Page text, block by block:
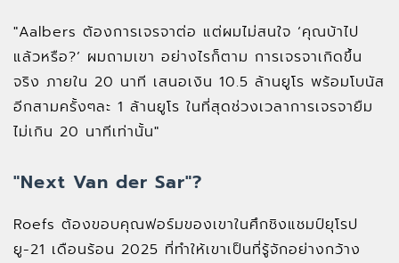
"Aalbers ต้องการเจรจาต่อ แต่ผมไม่สนใจ ‘คุณบ้าไป
แล้วหรือ?’ ผมถามเขา อย่างไรก็ตาม การเจรจาเกิดขึ้น
จริง ภายใน 20 นาที เสนอเงิน 10.5 ล้านยูโร พร้อมโบนัส
อีกสามครั้งๆละ 1 ล้านยูโร ในที่สุดช่วงเวลาการเจรจายืม
ไม่เกิน 20 นาทีเท่านั้น"
"Next Van der Sar"?
Roefs ต้องขอบคุณฟอร์มของเขาในศึกชิงแชมป์ยุโรป
ยู-21 เดือนร้อน 2025 ที่ทำให้เขาเป็นที่รู้จักอย่างกว้าง